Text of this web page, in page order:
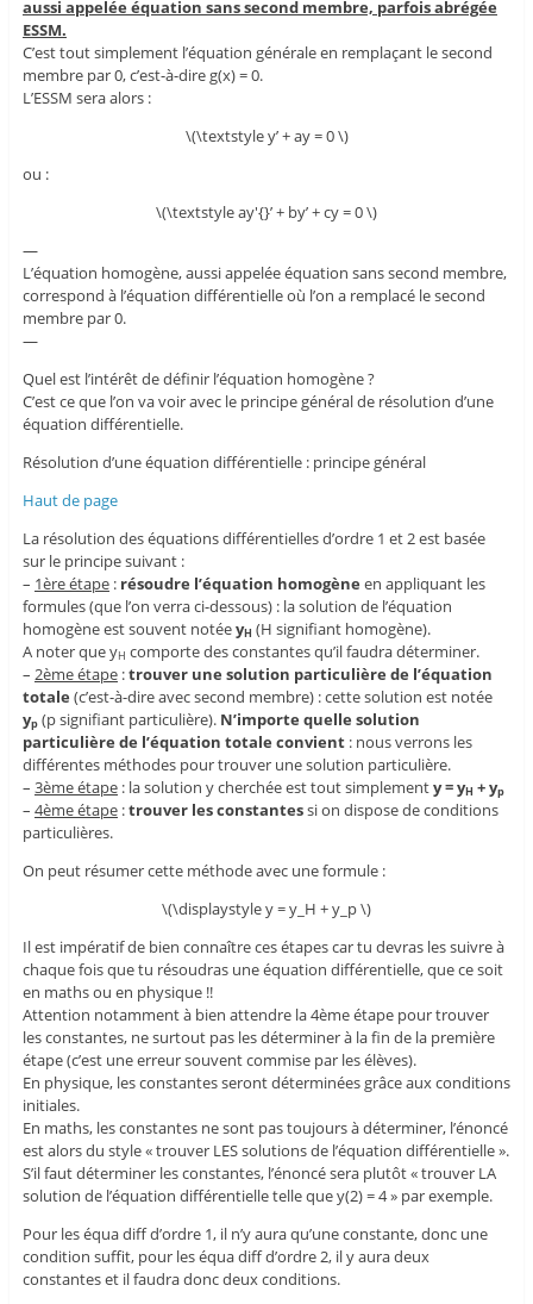
aussi appelée équation sans second membre, parfois abrégée
ESSM.
C’est tout simplement l’équation générale en remplaçant le second
membre par 0, c’est-à-dire g(x) = 0.
L’ESSM sera alors :
\(\textstyle y’ + ay = 0 \)
ou :
\(\textstyle ay'{}’ + by’ + cy = 0 \)
—
L’équation homogène, aussi appelée équation sans second membre,
correspond à l’équation différentielle où l’on a remplacé le second
membre par 0.
—
Quel est l’intérêt de définir l’équation homogène ?
C’est ce que l’on va voir avec le principe général de résolution d’une
équation différentielle.
Résolution d’une équation différentielle : principe général
Haut de page
La résolution des équations différentielles d’ordre 1 et 2 est basée
sur le principe suivant :
– 1ère étape: résoudre l’équation homogène en appliquant les
formules (que l’on verra ci-dessous) : la solution de l’équation
homogène est souvent notéeyH (H signifiant homogène).
A noter que yH comporte des constantes qu’il faudra déterminer.
– 2ème étape:trouver une solution particulière de l’équation
totale (c’est-à-dire avec second membre) : cette solution est notée
yp(p signifiant particulière). N’importe quelle solution
particulière de l’équation totale convient: nous verrons les
différentes méthodes pour trouver une solution particulière.
– 3ème étape: la solution y cherchée est tout simplementy = yH + yp
– 4ème étape:trouver les constantessi on dispose de conditions
particulières.
On peut résumer cette méthode avec une formule :
\(\displaystyle y = y_H + y_p \)
Il est impératif de bien connaître ces étapes car tu devras les suivre à
chaque fois que tu résoudras une équation différentielle, que ce soit
en maths ou en physique !!
Attention notamment à bien attendre la 4ème étape pour trouver
les constantes, ne surtout pas les déterminer à la fin de la première
étape (c’est une erreur souvent commise par les élèves).
En physique, les constantes seront déterminées grâce aux conditions
initiales.
En maths, les constantes ne sont pas toujours à déterminer, l’énoncé
est alors du style « trouver LES solutions de l’équation différentielle ».
S’il faut déterminer les constantes, l’énoncé sera plutôt « trouver LA
solution de l’équation différentielle telle que y(2) = 4 » par exemple.
Pour les équa diff d’ordre 1, il n’y aura qu’une constante, donc une
condition suffit, pour les équa diff d’ordre 2, il y aura deux
constantes et il faudra donc deux conditions.